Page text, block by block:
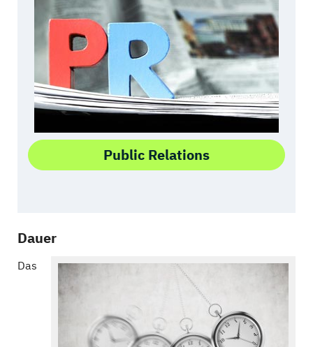
Public Relations
Dauer
Das